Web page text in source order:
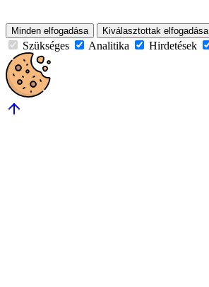
Minden elfogadása Kiválasztottak elfogadása
Szükséges Analitika Hirdetések